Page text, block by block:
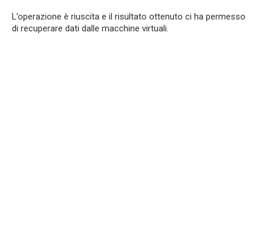
L’operazione è riuscita e il risultato ottenuto ci ha permesso
di recuperare dati dalle macchine virtuali.